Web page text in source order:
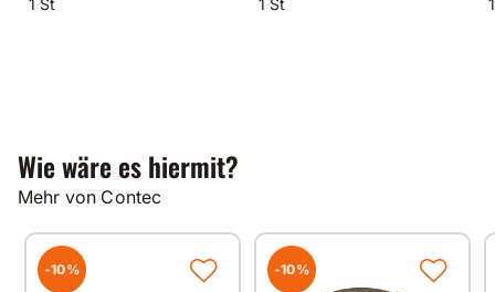
Wie wäre es hiermit?
Mehr von Contec
-10% -10%